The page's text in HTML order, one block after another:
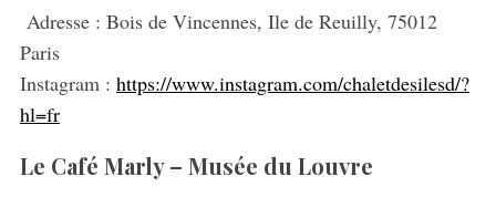
Adresse : Bois de Vincennes, Ile de Reuilly, 75012
Paris
Instagram : https://www.instagram.com/chaletdesilesd/?
hl=fr
Le Café Marly – Musée du Louvre